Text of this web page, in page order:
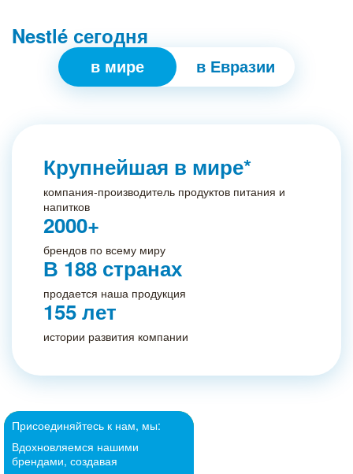
Nestlé сегодня
в мире в Евразии
Крупнейшая в мире*
компания-производитель продуктов питания и
напитков
2000+
брендов по всему миру
В 188 странах
продается наша продукция
155 лет
истории развития компании
Присоединяйтесь к нам, мы:
Добиваемся наилучших
результатов благодаря опыту,
Присоединяйтесь к нам, мы:
Вдохновляемся нашими
брендами, создавая
Присоединяйтесь к нам, мы:
Ценим людей, уважая и
раскрывая их уникальность
Присоединяйтесь к нам, мы:
Работаем над вдохновляющими
проектами, расширяя
Присоединяйтесь к нам, мы:
Формируем дружелюбную
инклюзивную рабочую среду,
Присоединяйтесь к нам, мы:
Вместе реализовываем идеи,
меняющие мир
Присоединяйтесь к нам, мы:
Добиваемся наилучших
результатов благодаря опыту,
Присоединяйтесь к нам, мы:
Вдохновляемся нашими
брендами, создавая